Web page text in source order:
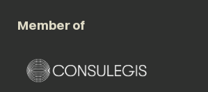
Member of